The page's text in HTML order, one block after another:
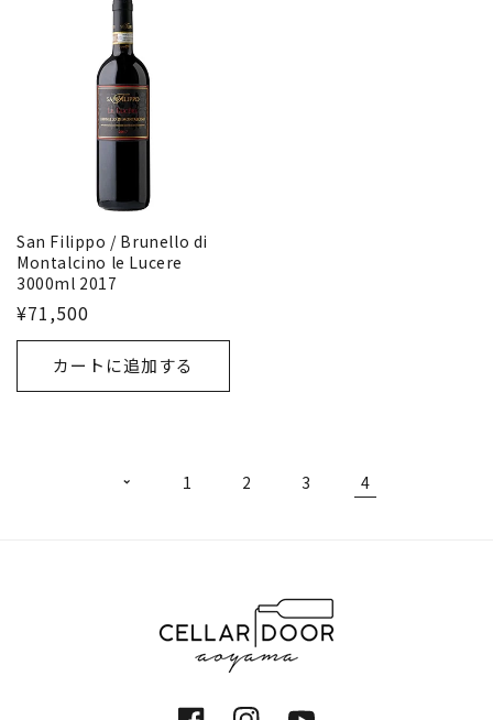
San Filippo / Brunello di
Montalcino le Lucere
3000ml 2017
¥71,500
カートに追加する
1 2 3 4